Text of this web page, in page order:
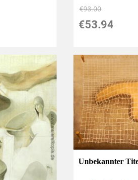
€93.00
€53.94
Unbekannter